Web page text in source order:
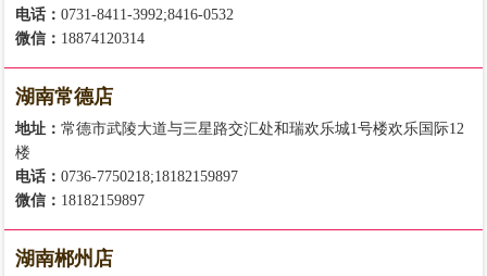
电话：0731-8411-3992;8416-0532
微信： 18874120314
湖南常德店
地址：常德市武陵大道与三星路交汇处和瑞欢乐城1号楼欢乐国际12
楼
电话：0736-7750218;18182159897
微信： 18182159897
湖南郴州店